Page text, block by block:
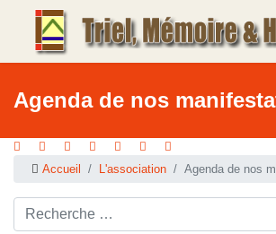
Agenda de nos
Accueil L'association Agenda de nos
Rechercher ...